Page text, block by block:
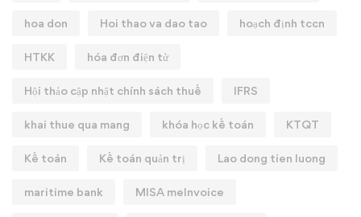
hoa don Hoi thao va dao tao hoạch định tccn
HTKK hóa đơn điện tử
Hội thảo cập nhật chính sách thuế IFRS
khai thue qua mang khóa học kế toán KTQT
Kế toán Kế toán quản trị Lao dong tien luong
maritime bank MISA meInvoice